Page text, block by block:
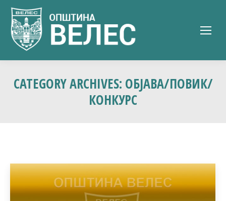
CATEGORY ARCHIVES: ОБЈАВА/ПОВИК/
КОНКУРС